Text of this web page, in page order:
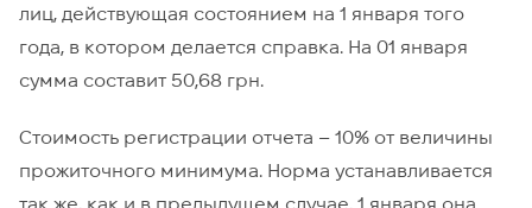
лиц, действующая состоянием на 1 января того
года, в котором делается справка. На 01 января
сумма составит 50,68 грн.
Стоимость регистрации отчета – 10% от величины
прожиточного минимума. Норма устанавливается
так же, как и в предыдущем случае. 1 января она